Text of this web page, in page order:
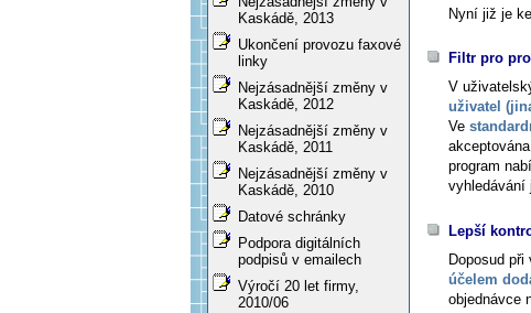
Kaskádě, 2013
Ukončení provozu faxové
linky
Nejzásadnější změny v
Kaskádě, 2012
Nejzásadnější změny v
Kaskádě, 2011
Nejzásadnější změny v
Kaskádě, 2010
Datové schránky
Podpora digitálních
podpisů v emailech
Výročí 20 let firmy,
2010/06
Nyní již je
Filtr pro
V
uživatel
Ve
program
vyhledávání
Lepší
Doposud
účelem
objednávce